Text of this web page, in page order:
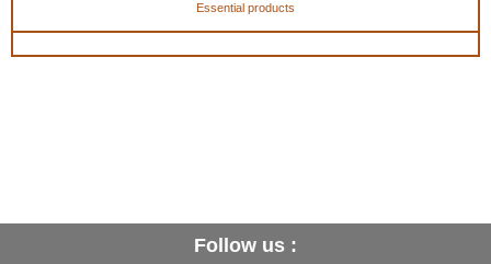
Essential products
Follow us :